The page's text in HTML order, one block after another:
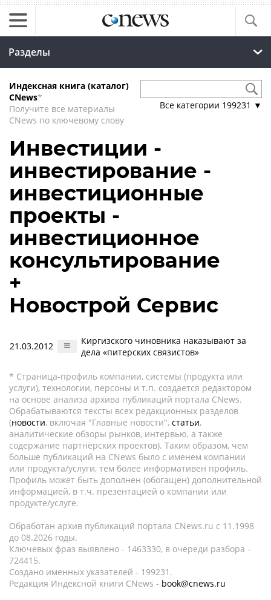
Разделы
Индексная книга (каталог)
CNews*
Получите все материалы
CNews по ключевому слову
Все категории 199231 ▼
Инвестиции -
инвестирование -
инвестиционные
проекты -
инвестиционное
консультирование
+
Новострой Сервис
21.03.2012
Киргизского чиновника наказывают за
дела «питерских связистов»
* Страница-профиль компании, системы (продукта или
услуги), технологии, персоны и т.п. создается редактором
на основе анализа архива публикаций портала CNews.
Обрабатываются тексты всех редакционных разделов
(новости, включая "Главные новости", статьи,
аналитические обзоры рынков, интервью, а также
содержание партнёрских проектов). Таким образом, чем
больше публикаций на CNews было с именем компании
или продукта/услуги, тем более информативен профиль.
Профиль может быть дополнен (обогащен) дополнительной
информацией, в т.ч. презентацией о компании или
продукте/услуге.
Обработан архив публикаций портала CNews.ru c 11.1998
до 08.2026 годы.
Ключевых фраз выявлено - 1463330, в очереди разбора -
724415.
Создано именных указателей - 199231.
Редакция Индексной книги CNews - book@cnews.ru